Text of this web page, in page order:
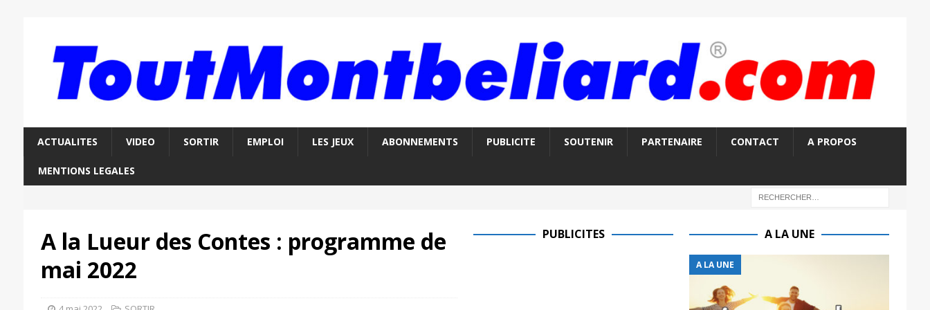
ACTUALITES VIDEO SORTIR EMPLOI LES JEUX ABONNEMENTS PUBLICITE SOUTENIR PARTENAIRE CONTACT A PROPOS
MENTIONS LEGALES
A la Lueur des Contes : programme de
mai 2022
PUBLICITES A LA UNE
A LA UNE